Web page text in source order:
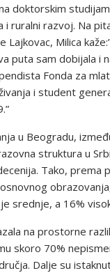
doktorskim
i ruralni razvoj. Na
Milica
puta sam dobijala i
Fonda za
i student
u Beogradu,
struktura u
Tako, prema
srednje, a 16%
na prostorne
skoro 70%
Dalje su